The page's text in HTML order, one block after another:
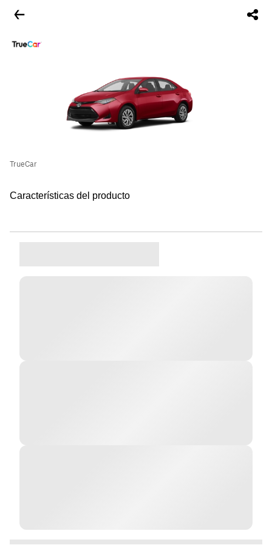
TrueCar
Características del producto